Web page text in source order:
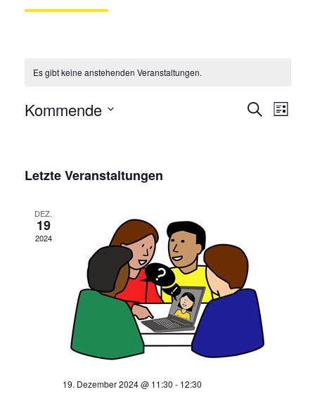
Es gibt keine anstehenden Veranstaltungen.
Suche
Liste
Kommende
Datum
Letzte Veranstaltungen
DEZ.
19
2024
19. Dezember 2024 @ 11:30 - 12:30